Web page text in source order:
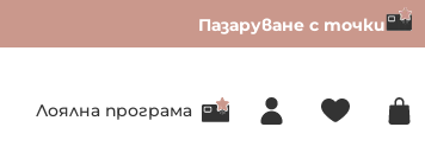
Пазаруване с точки
Лоялна програма